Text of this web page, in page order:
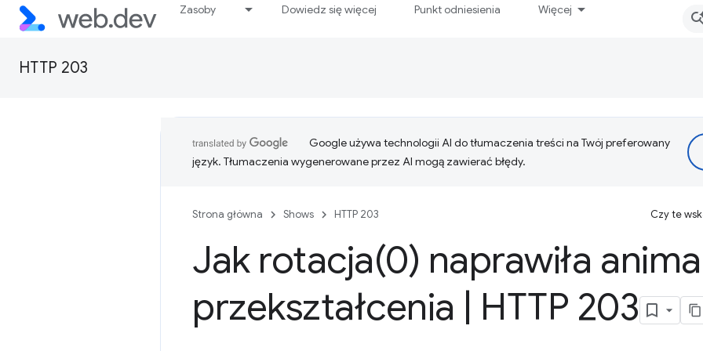
Zasoby Dowiedz się więcej Punkt odniesienia Więcej
HTTP 203
Google używa technologii AI do tłumaczenia treści na Twój preferowany
język. Tłumaczenia wygenerowane przez AI mogą zawierać błędy.
Strona główna Shows HTTP 203 Czy te
Jak rotacja(0) naprawiła
przekształcenia
HTTP 203